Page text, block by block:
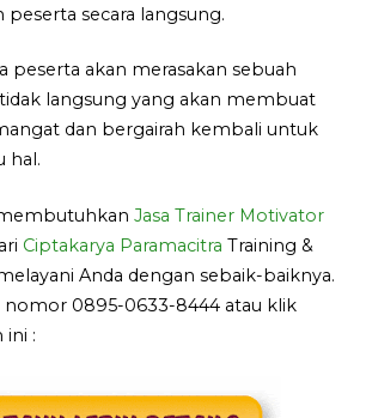
secara langsung.
peserta akan merasakan sebuah
langsung yang akan membuat
dan bergairah kembali untuk
hal.
Jasa Trainer Motivator
Ciptakarya Paramacitra Training &
Anda dengan sebaik-baiknya.
nomor 0895-0633-8444 atau klik
: